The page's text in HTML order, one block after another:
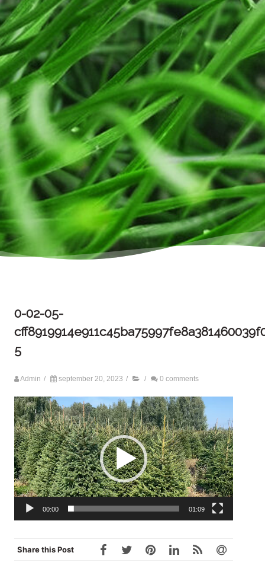
0-02-05-
5
Admin / september 20, 2023 / / 0 comments
Video
Player
00:00 01:09
Share this Post